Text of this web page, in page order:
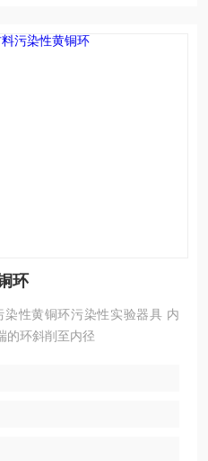
环
性黄铜环污染性实验器具 内
的环斜削至内径